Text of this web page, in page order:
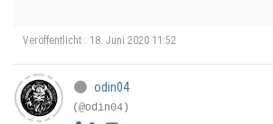
Veröffentlicht : 18. Juni 2020 11:52
odin04
(@odin04)